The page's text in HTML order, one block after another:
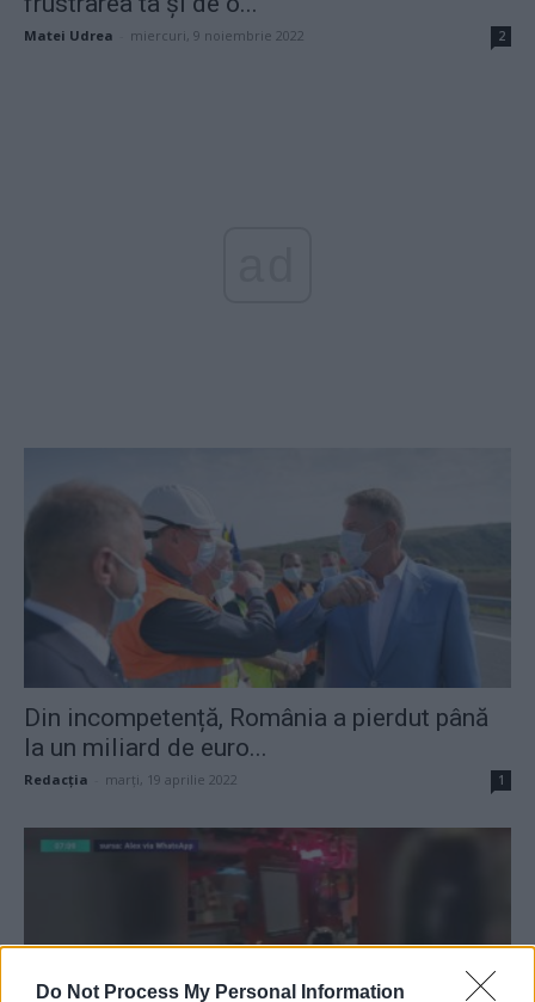
Do Not Process My Personal Information
Matei Udrea miercuri, 9 noiembrie 2022 2
Din incompetență, România a pierdut până
la un miliard de euro...
Redacţia marți, 19 aprilie 2022 1